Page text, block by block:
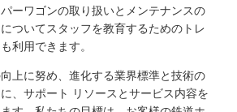
ーワゴンの取り扱いとメンテナンスの
ついてスタッフを教育するためのトレ
利用できます。
上に努め、進化する業界標準と技術の
、サポート リソースとサービス内容を